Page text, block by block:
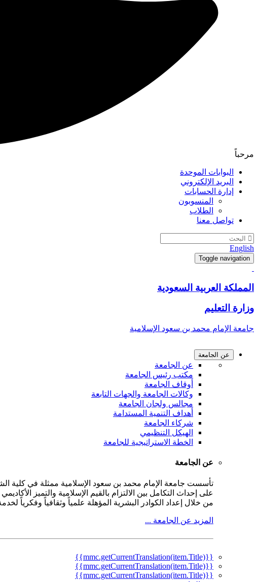
مرحباً
البوابات الموحدة
البريد الإلكتروني
إدارة الحسابات
المنسوبون
الطلاب
تواصل معنا
English
Toggle navigation
المملكة العربية السعودية
وزارة التعليم
جامعة الإمام محمد بن سعود الإسلامية
عن الجامعة
عن الجامعة
مكتب رئيس الجامعة
أوقاف الجامعة
وكالات الجامعة والجهات التابعة
مجالس ولجان الجامعة
أهداف التنمية المستدامة
شركاء الجامعة
الهيكل التنظيمي
الخطة الاستراتيجية للجامعة
عن الجامعة
على إحداث التكامل بين الالتزام بالقيم الإسلامية والتميز
من خلال إعداد الكوادر البشرية المؤهلة علمياً وثقافياً وفكرياً
المزيد عن الجامعة ...
{{mmc.getCurrentTranslation(item.Title)}}
{{mmc.getCurrentTranslation(item.Title)}}
{{mmc.getCurrentTranslation(item.Title)}}